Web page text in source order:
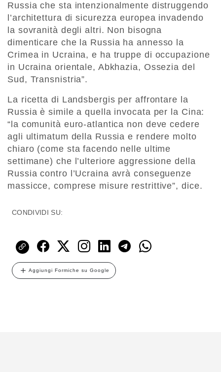
Russia che sta intenzionalmente distruggendo
l’architettura di sicurezza europea invadendo
la sovranità degli altri. Non bisogna
dimenticare che la Russia ha annesso la
Crimea in Ucraina, e ha truppe di occupazione
in Ucraina orientale, Abkhazia, Ossezia del
Sud, Transnistria”.
La ricetta di Landsbergis per affrontare la
Russia è simile a quella invocata per la Cina:
“la comunità euro-atlantica non deve cedere
agli ultimatum della Russia e rendere molto
chiaro (come sta facendo nelle ultime
settimane) che l’ulteriore aggressione della
Russia contro l’Ucraina avrà conseguenze
massicce, comprese misure restrittive”, dice.
CONDIVIDI SU:
Aggiungi Formiche su Google